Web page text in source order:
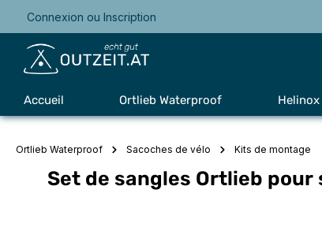
à la navigation principale
Connexion ou Inscription
Accueil Ortlieb Waterproof Helinox
Ortlieb Waterproof Sacoches de vélo Kits de montage
Set de sangles Ortlieb pour